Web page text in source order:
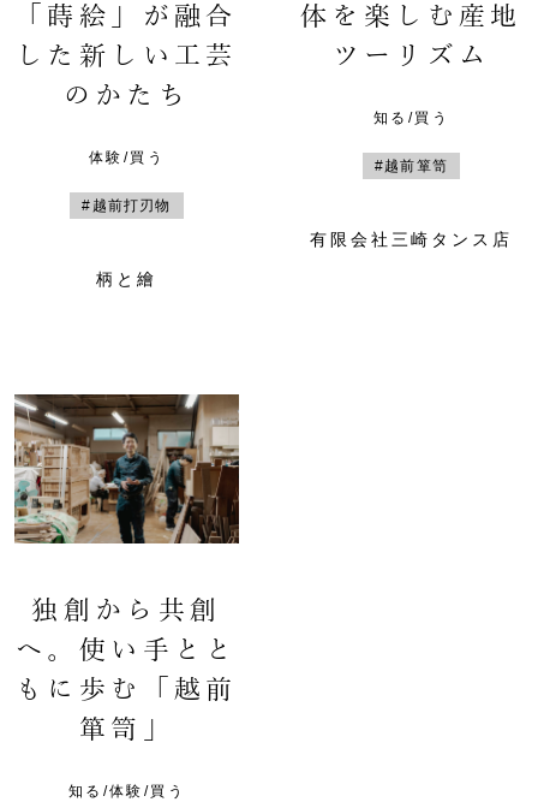
「蒔絵」が融合
した新しい工芸
のかたち
体験/買う
#越前打刃物
柄と繪
体を楽しむ産地
ツーリズム
知る/買う
#越前箪笥
有限会社三崎タンス店
独創から共創
へ。使い手とと
もに歩む「越前
箪笥」
知る/体験/買う